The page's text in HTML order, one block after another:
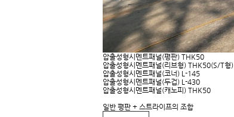
압출성형시멘트패널(평판) THK50
압출성형시멘트패널(리브형) THK50(S/T형)
압출성형시멘트패널(코너) L-145
압출성형시멘트패널(두겁) L-430
압출성형시멘트패널(캐노피) THK50
일반 평판 + 스트라이프의 조합